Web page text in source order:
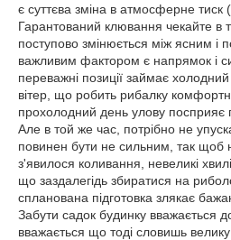
є суттєва зміна в атмосферне тиск
Гарантований клювання чекайте в
поступово змінюється між ясним
важливим фактором є напрямок і
переважні позиції займає холодний
вітер, що робить рибалку
прохолодний день улову посприяє
Але в той же час, потрібно не
повинен бути не сильним, так щоб
з'явилося коливання, невеликі
що заздалегідь збиратися на
спланована підготовка злякає
Забути садок будинку вважається
вважається що тоді словишь